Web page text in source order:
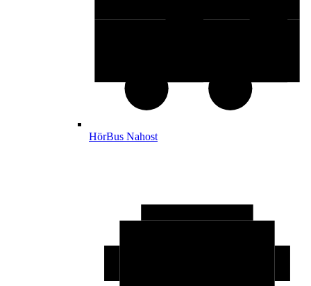
HörBus Nahost